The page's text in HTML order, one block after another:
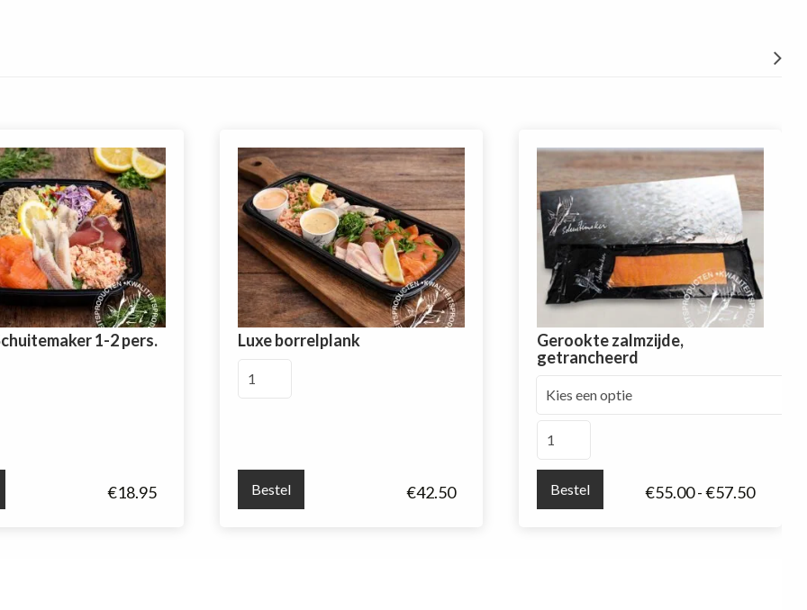
1-2 pers.
€18.95
Luxe borrelplank
€42.50
Bestel
Gerookte zalmzijde,
getrancheerd
€55.00 -€57.50
Bestel